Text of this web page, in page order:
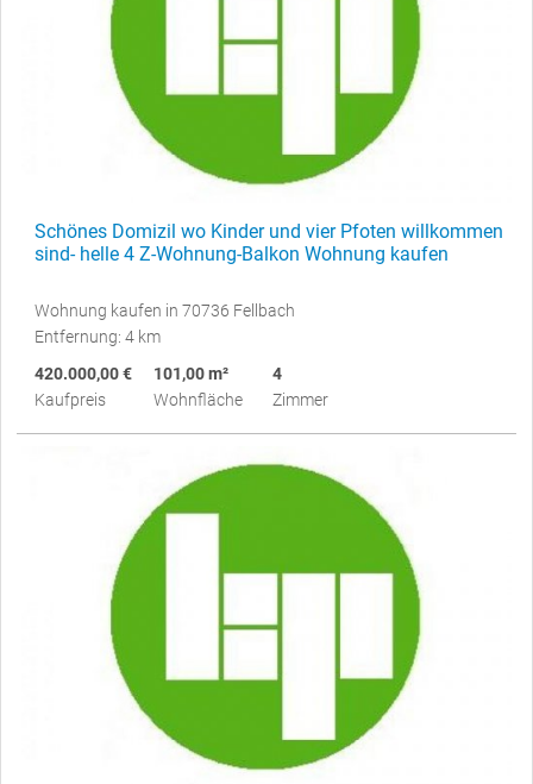
Schönes Domizil wo Kinder und vier Pfoten willkommen
sind- helle 4 Z-Wohnung-Balkon Wohnung kaufen
Wohnung kaufen in 70736 Fellbach
Entfernung: 4 km
420.000,00 €
Kaufpreis
101,00 m²
Wohnfläche
4
Zimmer